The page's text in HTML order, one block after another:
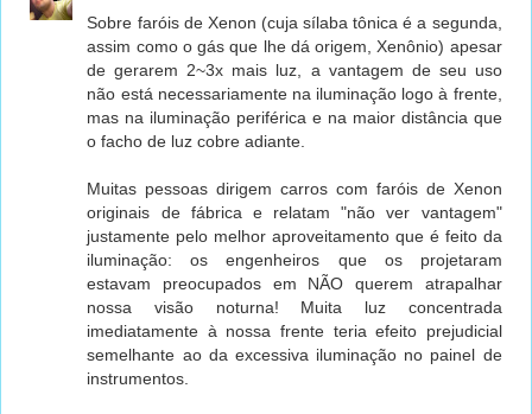
Sobre faróis de Xenon (cuja sílaba tônica é a segunda,
assim como o gás que lhe dá origem, Xenônio) apesar
de gerarem 2~3x mais luz, a vantagem de seu uso
não está necessariamente na iluminação logo à frente,
mas na iluminação periférica e na maior distância que
o facho de luz cobre adiante.
Muitas pessoas dirigem carros com faróis de Xenon
originais de fábrica e relatam "não ver vantagem"
justamente pelo melhor aproveitamento que é feito da
iluminação: os engenheiros que os projetaram
estavam preocupados em NÃO querem atrapalhar
nossa visão noturna! Muita luz concentrada
imediatamente à nossa frente teria efeito prejudicial
semelhante ao da excessiva iluminação no painel de
instrumentos.